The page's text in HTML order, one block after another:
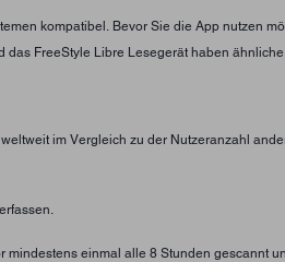
kompatibel. Bevor Sie die App nutzen
FreeStyle Libre Lesegerät haben
im Vergleich zu der Nutzeranzahl
einmal alle 8 Stunden gescannt